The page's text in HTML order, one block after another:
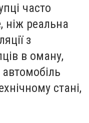
часто
ніж реальна
з
в оману,
стані,